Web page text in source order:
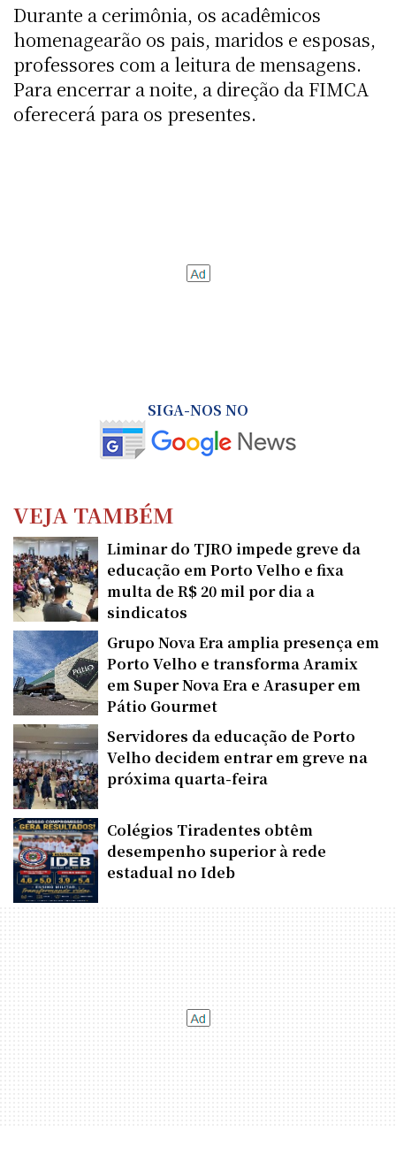
Durante a cerimônia, os acadêmicos
homenagearão os pais, maridos e esposas,
professores com a leitura de mensagens.
Para encerrar a noite, a direção da FIMCA
oferecerá para os presentes.
SIGA-NOS NO
VEJA TAMBÉM
Liminar do TJRO impede greve da
educação em Porto Velho e fixa
multa de R$ 20 mil por dia a
sindicatos
Grupo Nova Era amplia presença em
Porto Velho e transforma Aramix
em Super Nova Era e Arasuper em
Pátio Gourmet
Servidores da educação de Porto
Velho decidem entrar em greve na
próxima quarta-feira
Colégios Tiradentes obtêm
desempenho superior à rede
estadual no Ideb